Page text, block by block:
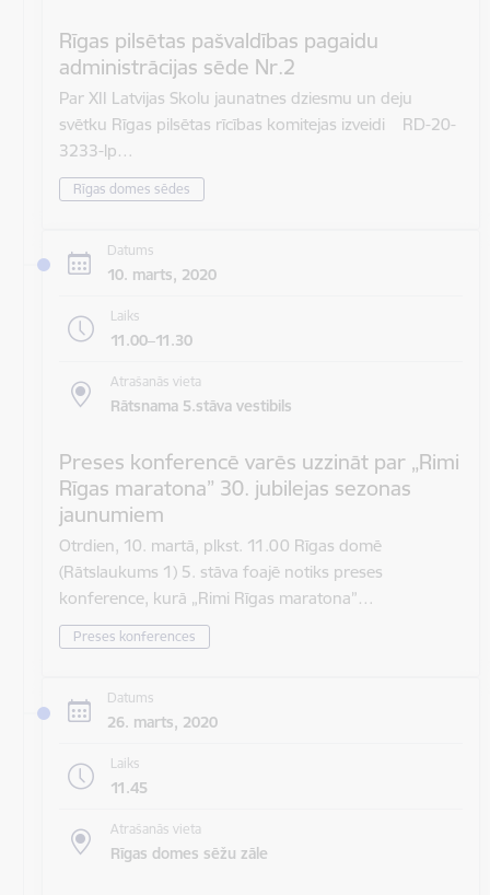
Rīgas pilsētas pašvaldības pagaidu
administrācijas sēde Nr.2
Par XII Latvijas Skolu jaunatnes dziesmu un deju
svētku Rīgas pilsētas rīcības komitejas izveidi RD-20-
3233-lp…
Rīgas domes sēdes
Datums
10. marts, 2020
Laiks
11.00–11.30
Atrašanās vieta
Rātsnama 5.stāva vestibils
Preses konferencē varēs uzzināt par „Rimi
Rīgas maratona” 30. jubilejas sezonas
jaunumiem
Otrdien, 10. martā, plkst. 11.00 Rīgas domē
(Rātslaukums 1) 5. stāva foajē notiks preses
konference, kurā „Rimi Rīgas maratona”…
Preses konferences
Datums
26. marts, 2020
Laiks
11.45
Atrašanās vieta
Rīgas domes sēžu zāle